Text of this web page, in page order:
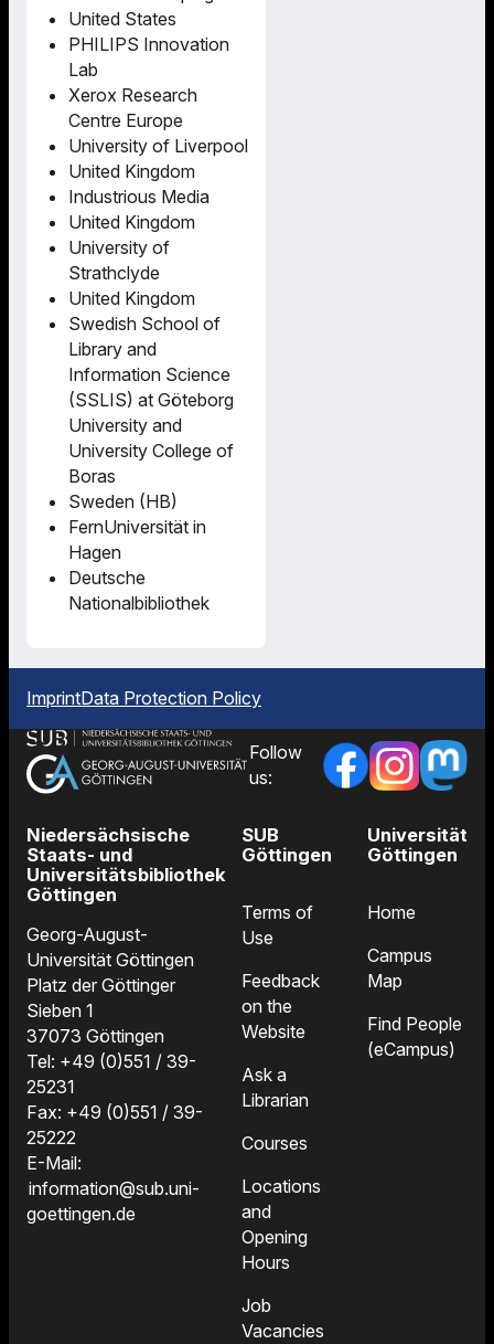
United States
PHILIPS Innovation
Lab
Xerox Research
Centre Europe
University of Liverpool
United Kingdom
Industrious Media
United Kingdom
University of
Strathclyde
United Kingdom
Swedish School of
Library and
Information Science
(SSLIS) at Göteborg
University and
University College of
Boras
Sweden (HB)
FernUniversität in
Hagen
Deutsche
Nationalbibliothek
ImprintData Protection Policy
Follow
us:
Niedersächsische
Staats- und
Universitätsbibliothek
Göttingen
Georg-August-
Universität Göttingen
Platz der Göttinger
Sieben 1
37073 Göttingen
Tel: +49 (0)551 / 39-
25231
Fax: +49 (0)551 / 39-
25222
E-Mail:
information@sub.uni-
goettingen.de
SUB
Göttingen
Terms of
Use
Feedback
on the
Website
Ask a
Librarian
Courses
Locations
and
Opening
Hours
Job
Vacancies
Universität
Göttingen
Home
Campus
Map
Find People
(eCampus)